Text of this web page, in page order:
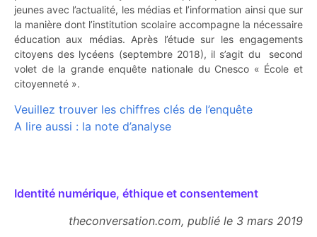
jeunes avec l’actualité, les médias et l’information ainsi que sur
la manière dont l’institution scolaire accompagne la nécessaire
éducation aux médias. Après l’étude sur les engagements
citoyens des lycéens (septembre 2018), il s’agit du second
volet de la grande enquête nationale du Cnesco « École et
citoyenneté ».
Veuillez trouver les chiffres clés de l’enquête
A lire aussi : la note d’analyse
Identité numérique, éthique et consentement
theconversation.com, publié le 3 mars 2019